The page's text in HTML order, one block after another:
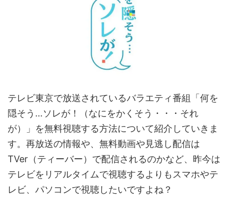
テレビ東京で放送されているバラエティ番組「何を
隠そう…ソレが！（なにをかくそう・・・それ
が）」を無料視聴する方法について紹介していきま
す。再放送の情報や、無料動画や見逃し配信は
TVer（ティーバー）で配信されるのかなど、昨今は
テレビをリアルタイムで視聴するよりもスマホやテ
レビ、パソコンで視聴したいですよね？